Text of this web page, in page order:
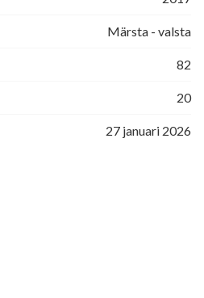
Märsta - valsta
82
20
27 januari 2026